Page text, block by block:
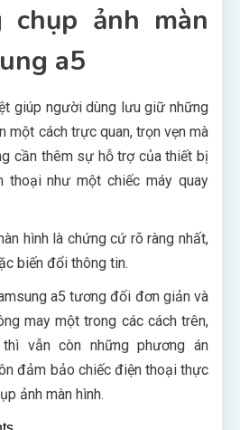
chụp ảnh màn
a5
giúp người dùng lưu giữ những
một cách trực quan, trọn vẹn mà
cần thêm sự hỗ trợ của thiết bị
thoại như một chiếc máy quay
hình là chứng cứ rõ ràng nhất,
biến đổi thông tin.
a5 tương đối đơn giản và
may một trong các cách trên,
vẫn còn những phương án
đảm bảo chiếc điện thoại thực
ảnh màn hình.